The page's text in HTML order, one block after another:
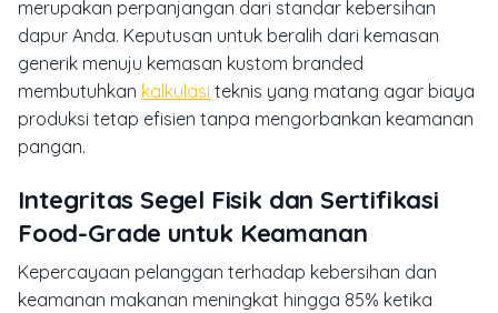
merupakan perpanjangan dari standar kebersihan
dapur Anda. Keputusan untuk beralih dari kemasan
generik menuju kemasan kustom branded
membutuhkan kalkulasi teknis yang matang agar biaya
produksi tetap efisien tanpa mengorbankan keamanan
pangan.
Integritas Segel Fisik dan Sertifikasi
Food-Grade untuk Keamanan
Kepercayaan pelanggan terhadap kebersihan dan
keamanan makanan meningkat hingga 85% ketika